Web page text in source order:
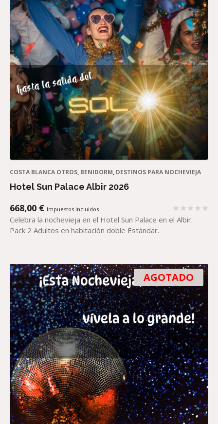
COSTA BLANCA OTROS, BENIDORM, DESTINOS PARA NOCHEVIEJA
Hotel Sun Palace Albir 2026
668,00 € Impuestos Incluidos
Celebra la nochevieja en el Hotel Sun Palace en el Albir.
Pack 2 Adultos en habitación doble Estándar.
AGOTADO